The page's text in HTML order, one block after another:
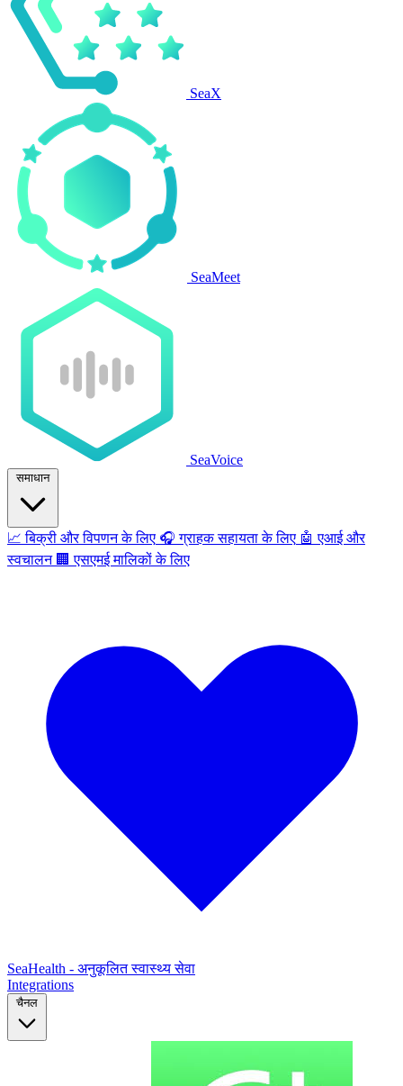
SeaX
SeaMeet
SeaVoice
समाधान
📈 बिक्री और विपणन के लिए 🎧 ग्राहक सहायता के लिए 🤖 एआई और
स्वचालन 🏢 एसएमई मालिकों के लिए
SeaHealth - अनुकूलित स्वास्थ्य सेवा
Integrations
चैनल